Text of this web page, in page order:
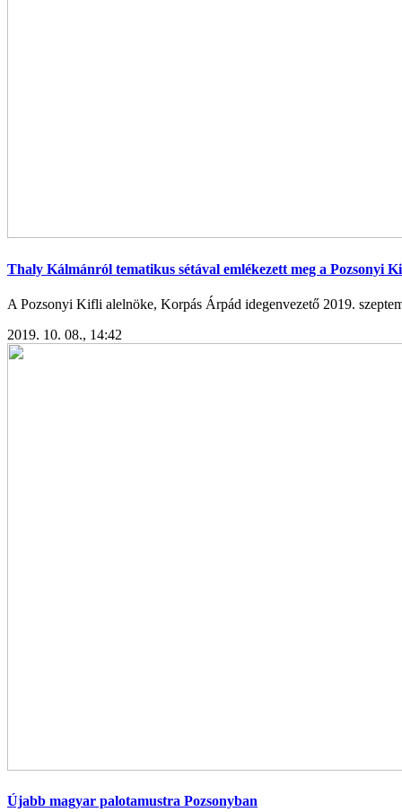
Thaly Kálmánról tematikus sétával emlékezett meg a Pozsonyi
A Pozsonyi Kifli alelnöke, Korpás Árpád idegenvezető 2019.
2019. 10. 08., 14:42
Újabb magyar palotamustra Pozsonyban